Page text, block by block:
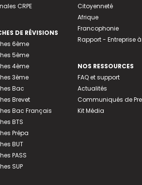
CRPE
DE RÉVISIONS
6ème
5ème
4ème
3ème
Bac
Brevet
Bac Français
BTS
Prépa
BUT
PASS
SUP
Citoyenneté
Afrique
Francophonie
Rapport - Entreprise
NOS RESSOURCES
FAQ et support
Actualités
Communiqués de
Kit Média